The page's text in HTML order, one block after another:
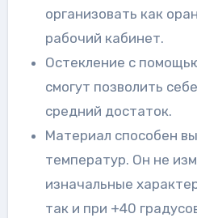
организовать как
рабочий кабинет.
Остекление с
смогут позволить
средний достаток.
Материал способен
температур. Он не
изначальные
так и при +40